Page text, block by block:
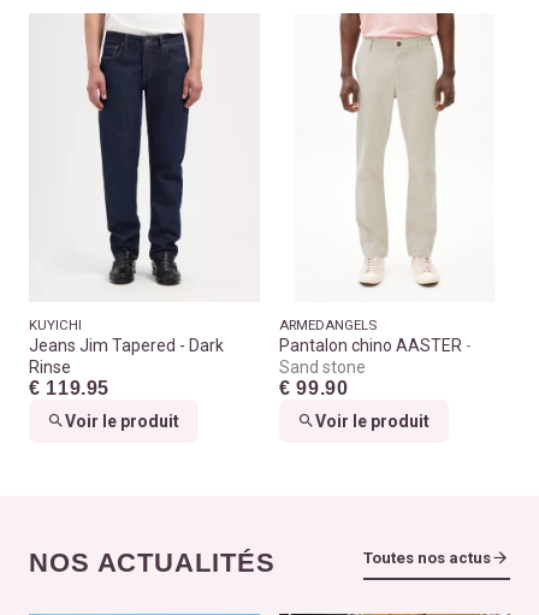
KUYICHI
Jeans Jim Tapered - Dark
Rinse
€ 119.95
Voir le produit
ARMEDANGELS
Pantalon chino AASTER
Sand stone
€ 99.90
Voir le produit
NOS ACTUALITÉS Toutes nos actus